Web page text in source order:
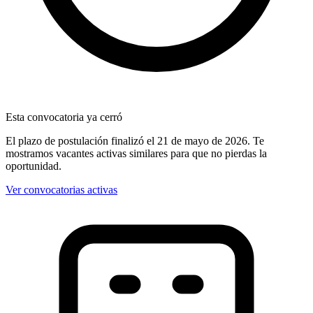
Esta convocatoria ya cerró
El plazo de postulación finalizó el 21 de mayo de 2026. Te
mostramos vacantes activas similares para que no pierdas la
oportunidad.
Ver convocatorias activas